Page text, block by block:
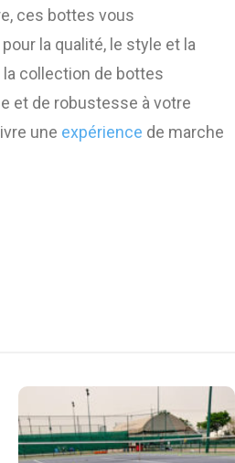
ces bottes vous
la qualité, le style et la
collection de bottes
et de robustesse à votre
une expérience de marche